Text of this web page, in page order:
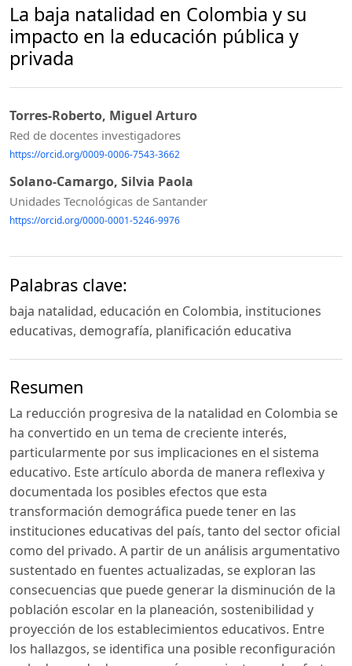
La baja natalidad en Colombia y su
impacto en la educación pública y
privada
Torres-Roberto, Miguel Arturo
Red de docentes investigadores
https://orcid.org/0009-0006-7543-3662
Solano-Camargo, Silvia Paola
Unidades Tecnológicas de Santander
https://orcid.org/0000-0001-5246-9976
Palabras clave:
baja natalidad, educación en Colombia, instituciones
educativas, demografía, planificación educativa
Resumen
La reducción progresiva de la natalidad en Colombia se
ha convertido en un tema de creciente interés,
particularmente por sus implicaciones en el sistema
educativo. Este artículo aborda de manera reflexiva y
documentada los posibles efectos que esta
transformación demográfica puede tener en las
instituciones educativas del país, tanto del sector oficial
como del privado. A partir de un análisis argumentativo
sustentado en fuentes actualizadas, se exploran las
consecuencias que puede generar la disminución de la
población escolar en la planeación, sostenibilidad y
proyección de los establecimientos educativos. Entre
los hallazgos, se identifica una posible reconfiguración